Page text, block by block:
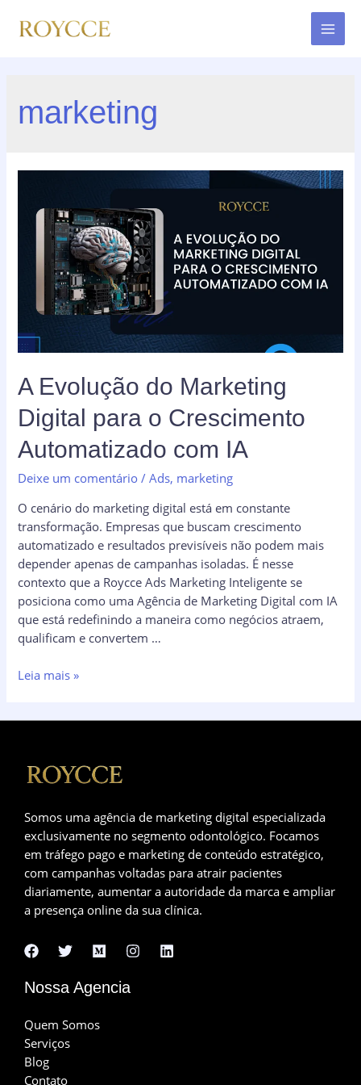
para
marketing
A Evolução do Marketing
Digital para o Crescimento
Automatizado com IA
Deixe um comentário /Ads, marketing
O cenário do marketing digital está em constante
transformação. Empresas que buscam crescimento
automatizado e resultados previsíveis não podem mais
depender apenas de campanhas isoladas. É nesse
contexto que a Roycce Ads Marketing Inteligente se
posiciona como uma Agência de Marketing Digital com IA
que está redefinindo a maneira como negócios atraem,
qualificam e convertem …
A
para
Automatizado
com
IA
Leia mais »
Somos uma agência de marketing digital especializada
exclusivamente no segmento odontológico. Focamos
em tráfego pago e marketing de conteúdo estratégico,
com campanhas voltadas para atrair pacientes
diariamente, aumentar a autoridade da marca e ampliar
a presença online da sua clínica.
Nossa Agencia
Quem Somos
Serviços
Blog
Contato